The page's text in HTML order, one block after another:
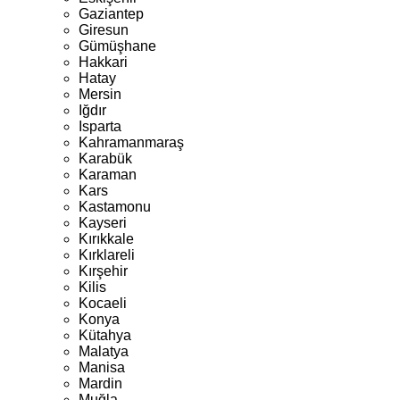
Gaziantep
Giresun
Gümüşhane
Hakkari
Hatay
Mersin
Iğdır
Isparta
Kahramanmaraş
Karabük
Karaman
Kars
Kastamonu
Kayseri
Kırıkkale
Kırklareli
Kırşehir
Kilis
Kocaeli
Konya
Kütahya
Malatya
Manisa
Mardin